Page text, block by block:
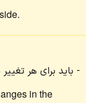
باید برای هر
in the